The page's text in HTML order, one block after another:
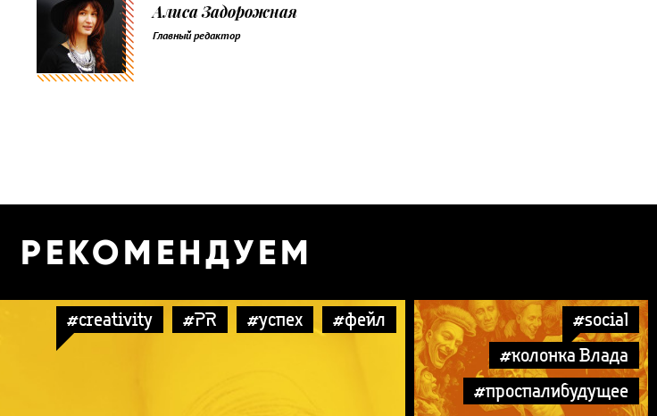
Алиса Задорожная
Главный редактор
РЕКОМЕНДУЕМ
#creativity #PR #успех #фейл
#social
#колонка Влада
#проспалибудущее